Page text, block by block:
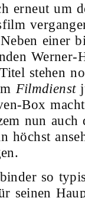
erneut um
einer
Werner-
stehen
Filmdienst
Box
nun auch
höchst
so
seinen